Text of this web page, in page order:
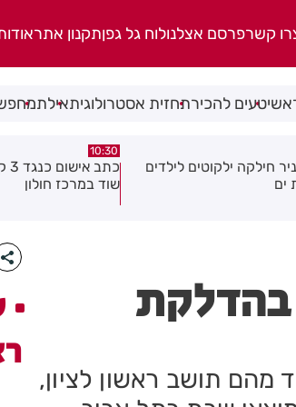
קשרפרסם אצלנולוח גל גפןתקנון אתר
טעים להכירתחזית אסטרולוגיתאילת
כתב אישום כנגד 3 קטינים בגין ביצוע
10:29
סגן ראש עיריית רמת
מצטרף למפלגת
בהדלקת
אחד מהם תושב ראשון לציון,